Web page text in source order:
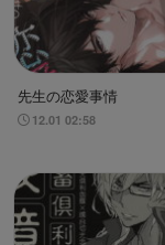
先生の恋愛事情
12.01 02:58